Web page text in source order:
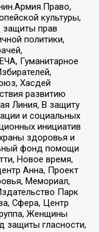
культуры,
защиты прав
политики,
Гуманитарное
Хасдей
развитию
Линия, В защиту
и социальных
инициатив
здоровья и
фонд помощи
Новое время,
Анна, Проект
Мемориал,
Парк
Сфера, Центр
Женщины
защиты гласности,